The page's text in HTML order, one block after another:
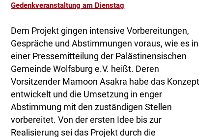
Gedenkveranstaltung am Dienstag
Dem Projekt gingen intensive Vorbereitungen,
Gespräche und Abstimmungen voraus, wie es in
einer Pressemitteilung der Palästinensischen
Gemeinde Wolfsburg e.V. heißt. Deren
Vorsitzender Mamoon Asakra habe das Konzept
entwickelt und die Umsetzung in enger
Abstimmung mit den zuständigen Stellen
vorbereitet. Von der ersten Idee bis zur
Realisierung sei das Projekt durch die